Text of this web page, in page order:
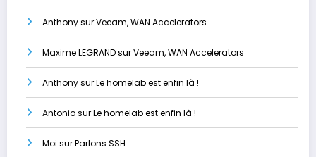
AnthonysurVeeam, WAN Accelerators
Maxime LEGRANDsurVeeam, WAN Accelerators
AnthonysurLe homelab est enfin là !
AntoniosurLe homelab est enfin là !
Moi surParlons SSH